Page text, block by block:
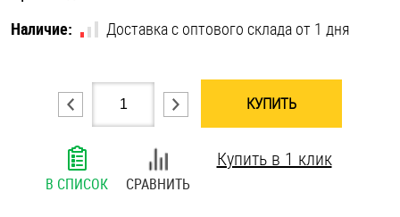
Шпильки
Шплинты
Штифты и пальцы
Наличие:
Доставка с оптового склада от 1 дня
КУПИТЬ
В СПИСОК СРАВНИТЬ
Купить в 1 клик